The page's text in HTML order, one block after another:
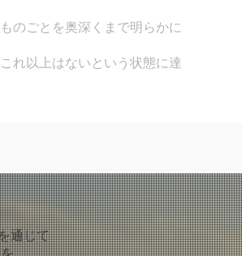
ものごとを奥深くまで明らかに
これ以上はないという状態に達
通じて